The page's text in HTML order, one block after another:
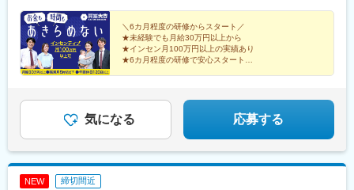
立川南駅、府中本町駅、小田急多摩センター駅、牛浜駅、北千住
駅、五橋駅、古庄駅、新浜松駅、黄金駅(愛知県)、矢場町駅、近鉄
名古屋駅、新川駅(愛知県)、西一宮駅、京阪膳所駅、神戸三宮駅
(阪神)、姫路駅、大阪城公園駅、東中央町駅、高知橋駅、河原町駅
(熊本県)
野1-3-3 第2金子ハイツ1F・あざみ野駅より徒歩2分■買取大吉 中
目黒駅前店東京都目黒区上目黒1-17-8 細田ビル1F・中目黒駅より
徒歩3分（2）催事 ※直行直帰OK■勤務エリアは全国一都三県を
中心に、各地のスーパーマーケットや商業施設、ホームセンター
のイベントブースでのお仕事です。
毎月インセンティブ＋各種手当になります。※給与は経験・能力を
考慮の上で決定します。＼豊かな経験をお持ちの方は優遇／◇月
給35万円以上＋毎月インセンティブ＋各種手当※給与は経験・能
力を考慮の上で決定します。【年収例】年収1200万円／入社3年
目／インセンティブ月50万円以上年収550万円／入社1年目／イン
＼6カ月程度の研修からスタート／
★未経験でも月給30万円以上から
★インセン月100万円以上の実績あり
★6カ月程度の研修で安心スタート
気になる 応募する
NEW 締切間近